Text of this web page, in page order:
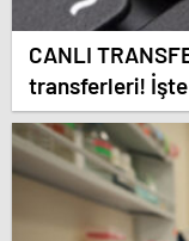
CANLI
transferleri!